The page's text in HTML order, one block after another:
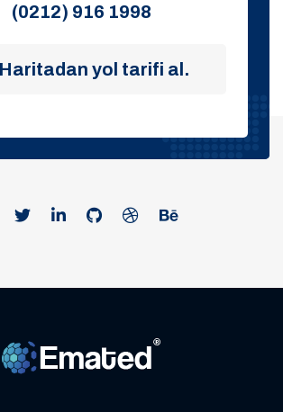
(0212) 916 1998
Haritadan yol tarifi al.